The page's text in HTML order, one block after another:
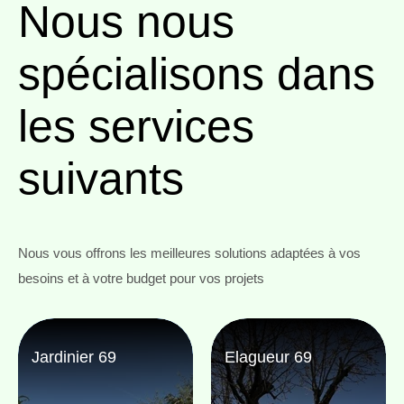
Nous nous
spécialisons dans
les services
suivants
Nous vous offrons les meilleures solutions adaptées à vos
besoins et à votre budget pour vos projets
Jardinier 69 Elagueur 69